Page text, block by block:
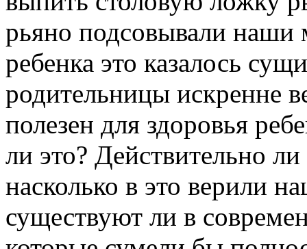
рьяно подсовывали
ребенка это казалось
родительницы искренне
полезен для здоровья
ли это? Действительно
насколько в это верили
существуют ли в